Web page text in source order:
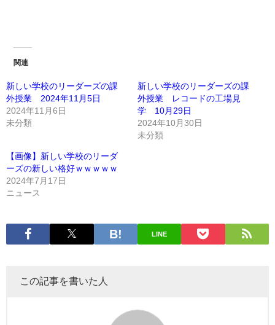
関連
新しい学校のリーダーズの課
外授業 2024年11月5日
2024年11月6日
未分類
新しい学校のリーダーズの課
外授業 レコードの工場見
学 10月29日
2024年10月30日
未分類
【画像】新しい学校のリーダ
ーズの新しい格好ｗｗｗｗｗ
2024年7月17日
ニュース
LINE
この記事を書いた人